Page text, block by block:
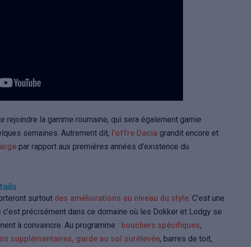
rejoindre la gamme roumaine, qui sera également garnie
semaines. Autrement dit, l’offre Dacia grandit encore et
par rapport aux premières années d’existence du
surtout des améliorations au niveau du style. C’est une
précisément dans ce domaine où les Dokker et Lodgy se
à convaincre. Au programme : boucliers spécifiques,
supplémentaires, garde au sol surélevée, barres de toit,